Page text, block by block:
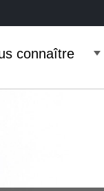
connaître